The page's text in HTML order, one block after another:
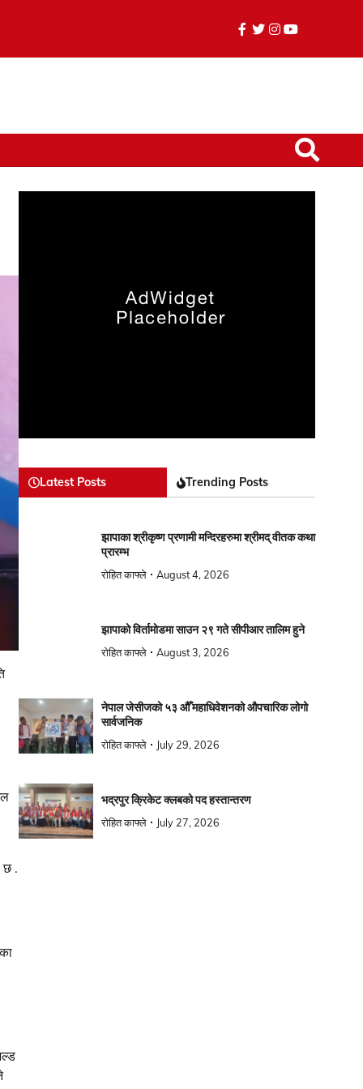
facebook
twitter
instagram
youtube
छ .
Latest Posts Trending Posts
झापाका श्रीकृष्ण प्रणामी मन्दिरहरुमा श्रीमद् वीतक कथा
प्रारम्भ
रोहित काफ्ले
August 4, 2026
झापाको विर्तामोडमा साउन २९ गते सीपीआर तालिम हुने
रोहित काफ्ले
August 3, 2026
नेपाल जेसीजको ५३ औँ महाधिवेशनको औपचारिक लोगो
सार्वजनिक
रोहित काफ्ले
July 29, 2026
भद्रपुर क्रिकेट क्लबको पद हस्तान्तरण
रोहित काफ्ले
July 27, 2026